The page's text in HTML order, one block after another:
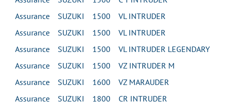
Assurance SUZUKI 1500 VL INTRUDER
Assurance SUZUKI 1500 VL INTRUDER
Assurance SUZUKI 1500 VL INTRUDER LEGENDARY
Assurance SUZUKI 1500 VZ INTRUDER M
Assurance SUZUKI 1600 VZ MARAUDER
Assurance SUZUKI 1800 CR INTRUDER